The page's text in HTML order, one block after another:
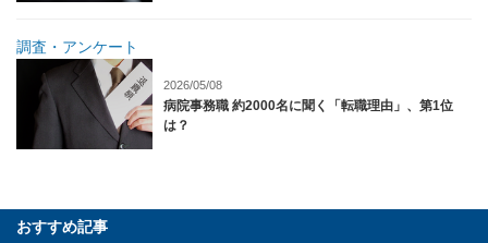
調査・アンケート
2026/05/08
病院事務職 約2000名に聞く「転職理由」、第1位
は？
おすすめ記事